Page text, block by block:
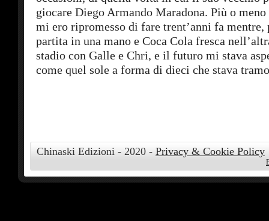
giocare Diego Armando Maradona. Più o meno
mi ero ripromesso di fare trent’anni fa mentre,
partita in una mano e Coca Cola fresca
stadio con Galle e Chri, e il futuro mi stava
come quel sole a forma di dieci che stava
Chinaski Edizioni - 2020 - Privacy & Cookie Policy